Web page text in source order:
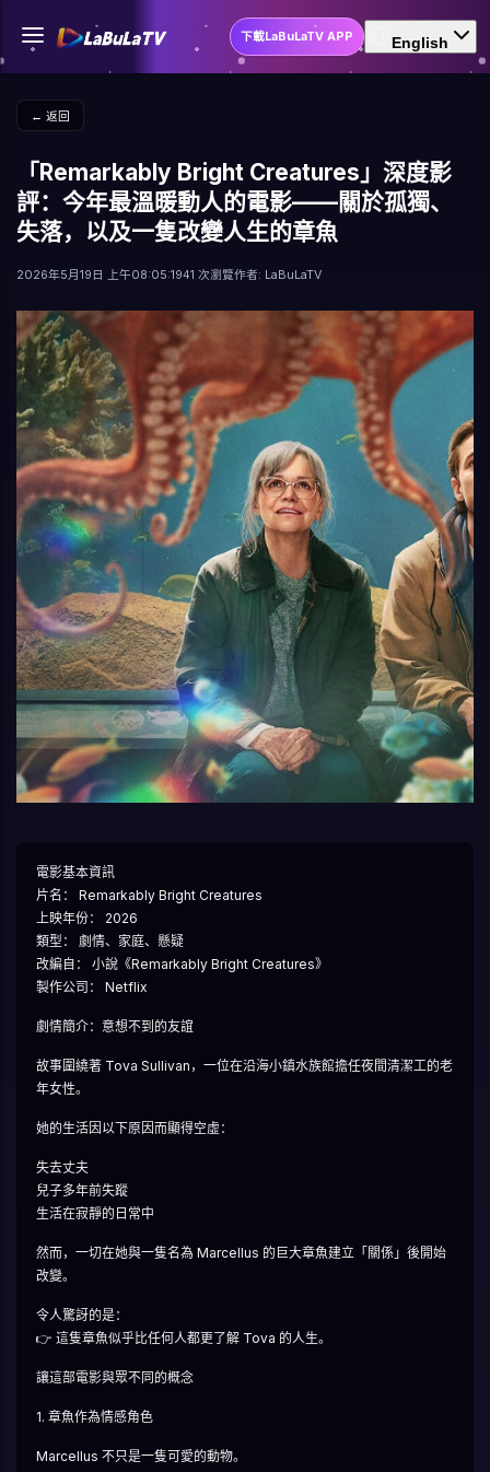
下載LaBuLaTV APP English
← 返回
「Remarkably Bright Creatures」深度影
評：今年最溫暖動人的電影——關於孤獨、
失落，以及一隻改變人生的章魚
2026年5月19日 上午08:05:1941 次瀏覽作者: LaBuLaTV
電影基本資訊
片名： Remarkably Bright Creatures
上映年份： 2026
類型： 劇情、家庭、懸疑
改編自： 小說《Remarkably Bright Creatures》
製作公司： Netflix
劇情簡介：意想不到的友誼
故事圍繞著 Tova Sullivan，一位在沿海小鎮水族館擔任夜間清潔工的老
年女性。
她的生活因以下原因而顯得空虛：
失去丈夫
兒子多年前失蹤
生活在寂靜的日常中
然而，一切在她與一隻名為 Marcellus 的巨大章魚建立「關係」後開始
改變。
令人驚訝的是：
👉 這隻章魚似乎比任何人都更了解 Tova 的人生。
讓這部電影與眾不同的概念
1. 章魚作為情感角色
Marcellus 不只是一隻可愛的動物。